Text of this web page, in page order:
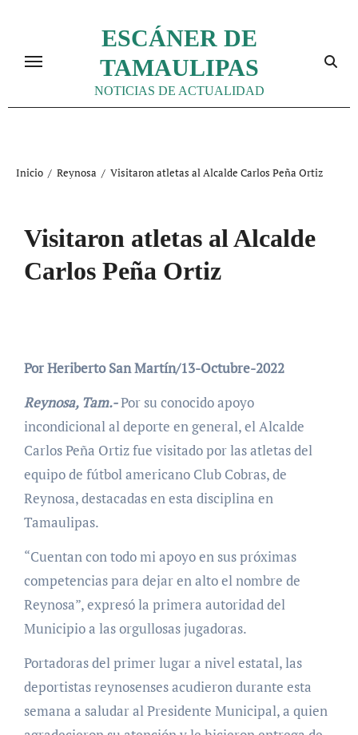
contenido
ESCÁNER DE
TAMAULIPAS
NOTICIAS DE ACTUALIDAD
Inicio Reynosa Visitaron atletas al Alcalde Carlos Peña Ortiz
Visitaron atletas al Alcalde
Carlos Peña Ortiz
Por Heriberto San Martín/13-Octubre-2022
Reynosa, Tam.-Por su conocido apoyo
incondicional al deporte en general, el Alcalde
Carlos Peña Ortiz fue visitado por las atletas del
equipo de fútbol americano Club Cobras, de
Reynosa, destacadas en esta disciplina en
Tamaulipas.
“Cuentan con todo mi apoyo en sus próximas
competencias para dejar en alto el nombre de
Reynosa”, expresó la primera autoridad del
Municipio a las orgullosas jugadoras.
Portadoras del primer lugar a nivel estatal, las
deportistas reynosenses acudieron durante esta
semana a saludar al Presidente Municipal, a quien